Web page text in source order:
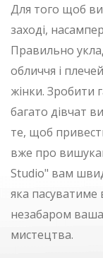
Для того щоб
заході,
Правильно
обличчя і
жінки. Зробити
багато дівчат
те, щоб
вже про
Studio" вам
яка пасуватиме
незабаром
мистецтва.